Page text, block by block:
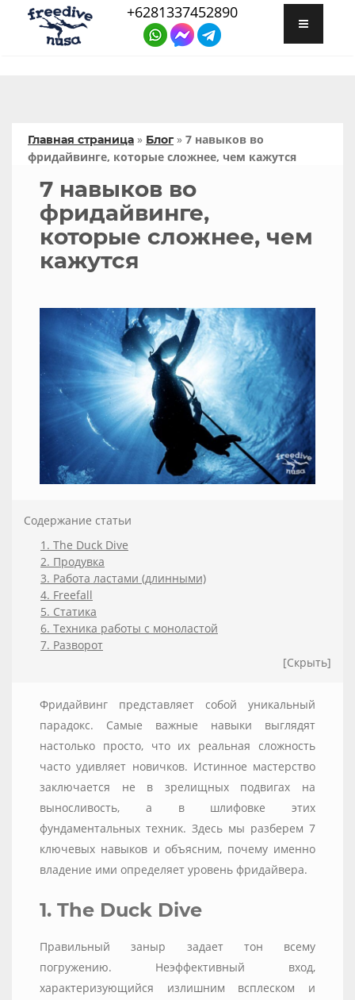
+6281337452890
Главная страница » Блог » 7 навыков во
фридайвинге, которые сложнее, чем кажутся
7 навыков во
фридайвинге,
которые сложнее, чем
кажутся
Содержание статьи
1. The Duck Dive
2. Продувка
3. Работа ластами (длинными)
4. Freefall
5. Статика
6. Техника работы с моноластой
7. Разворот
[Скрыть]
Фридайвинг представляет собой уникальный
парадокс. Самые важные навыки выглядят
настолько просто, что их реальная сложность
часто удивляет новичков. Истинное мастерство
заключается не в зрелищных подвигах на
выносливость, а в шлифовке этих
фундаментальных техник. Здесь мы разберем 7
ключевых навыков и объясним, почему именно
владение ими определяет уровень фридайвера.
1. The Duck Dive
Правильный заныр задает тон всему
погружению. Неэффективный вход,
характеризующийся излишним всплеском и